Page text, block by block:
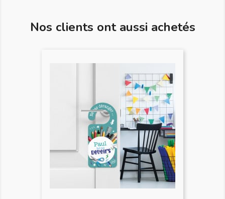
Nos clients ont aussi achetés